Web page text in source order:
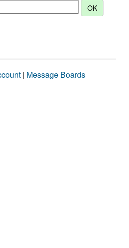
| Message Boards